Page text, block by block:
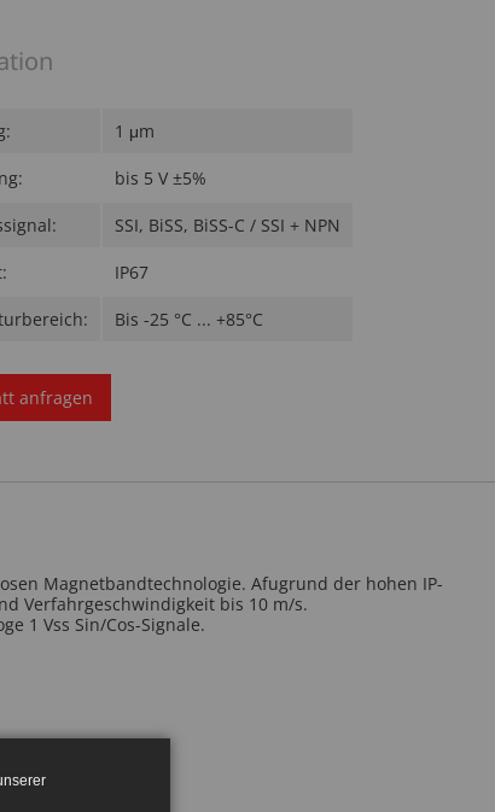
1 μm
bis 5 V ±5%
SSI, BiSS, BiSS-C / SSI + NPN
IP67
Bis -25 °C ... +85°C
anfragen
Magnetbandtechnologie. Afugrund der hohen IP-
Verfahrgeschwindigkeit bis 10 m/s.
1 Vss Sin/Cos-Signale.